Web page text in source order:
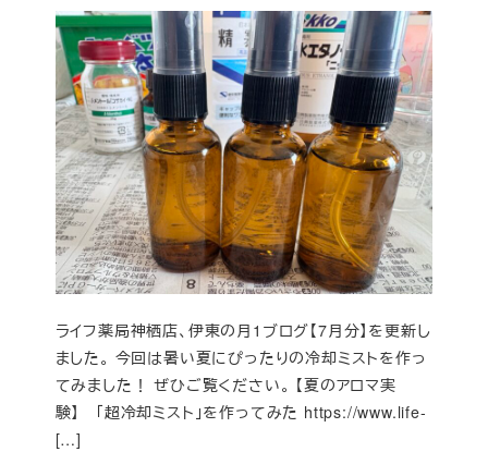
ライフ薬局神栖店、伊東の月1ブログ【7月分】を更新し
ました。 今回は暑い夏にぴったりの冷却ミストを作っ
てみました！ ぜひご覧ください。 【夏のアロマ実
験】 「超冷却ミスト」を作ってみた https://www.life-
[…]